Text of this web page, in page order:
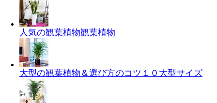
人気の観葉植物観葉植物
大型の観葉植物＆選び方のコツ１０ 大型サイズ